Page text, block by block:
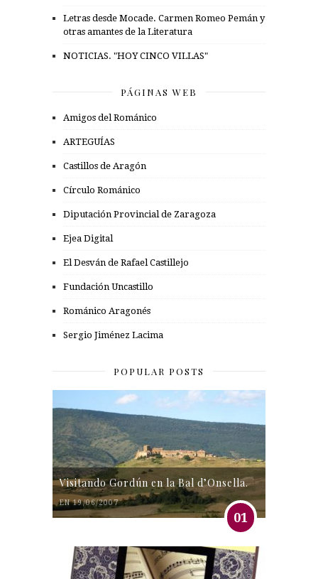
Letras desde Mocade. Carmen Romeo Pemán y
otras amantes de la Literatura
NOTICIAS. "HOY CINCO VILLAS"
PÁGINAS WEB
Amigos del Románico
ARTEGUÍAS
Castillos de Aragón
Círculo Románico
Diputación Provincial de Zaragoza
Ejea Digital
El Desván de Rafael Castillejo
Fundación Uncastillo
Románico Aragonés
Sergio Jiménez Lacima
POPULAR POSTS
Visitando Gordún en la Bal d’Onsella.
EN 19/06/2007
01